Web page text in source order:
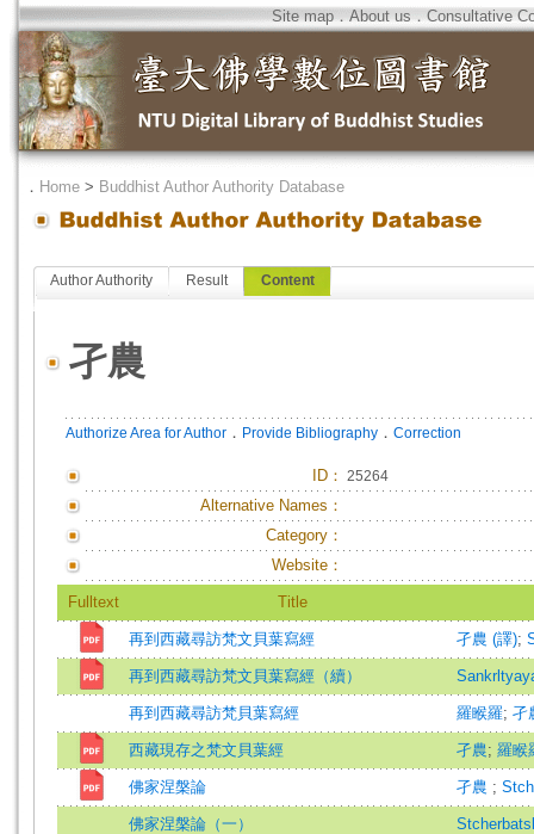
Site map．About us．Consultative
． Home > Buddhist Author Authority Database
Author Authority Result Content
孑農
Authorize Area for Author ． Provide Bibliography ． Correction
ID ： 25264
Alternative Names：
Category：
Website：
Fulltext Title
再到西藏尋訪梵文貝葉寫經 孑農 (譯);
再到西藏尋訪梵文貝葉寫經（續）
再到西藏尋訪梵貝葉寫經 羅睺羅; 孑
西藏現存之梵文貝葉經 孑農; 羅睺
佛家涅槃論 孑農 ;
佛家涅槃論（一）